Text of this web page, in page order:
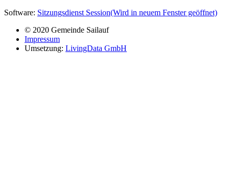
Software: Sitzungsdienst Session(Wird in neuem Fenster geöffnet)
© 2020 Gemeinde Sailauf
Impressum
Umsetzung: LivingData GmbH